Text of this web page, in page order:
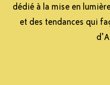
dédié à la mise en
et des tendances qui